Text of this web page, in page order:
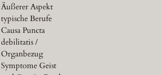
Äußerer Aspekt
typische Berufe
Causa Puncta
debilitatis /
Organbezug
Symptome Geist